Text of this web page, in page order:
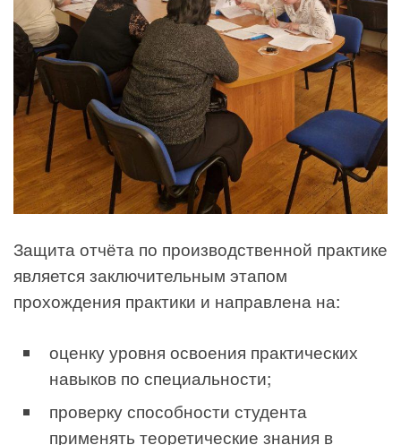
Защита отчёта по производственной практике
является заключительным этапом
прохождения практики и направлена на:
оценку уровня освоения практических
навыков по специальности;
проверку способности студента
применять теоретические знания в